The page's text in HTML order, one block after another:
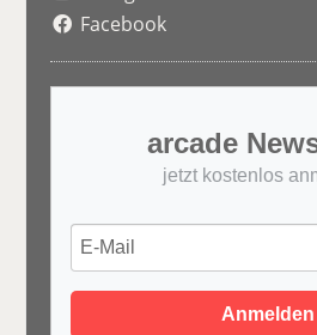
Facebook
arcade
jetzt kostenlos
Anmelden